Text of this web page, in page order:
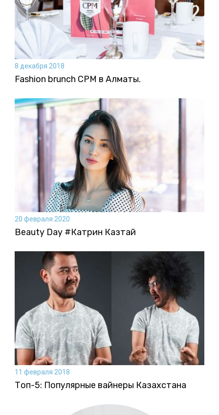
8 декабря 2018
Fashion brunch CPM в Алматы.
20 февраля 2020
Beauty Day #Катрин Казтай
11 февраля 2018
Топ-5: Популярные вайнеры Казахстана